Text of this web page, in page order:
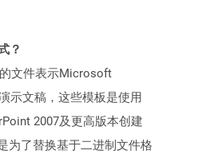
？
文件表示Microsoft
示文稿，这些模板是使用
2007及更高版本创建
为了替换基于二进制文件格